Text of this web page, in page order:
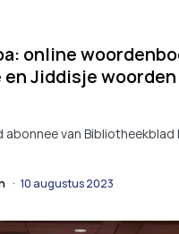
online
en Jiddisje
abonnee van Bibliotheekblad
10 augustus 2023